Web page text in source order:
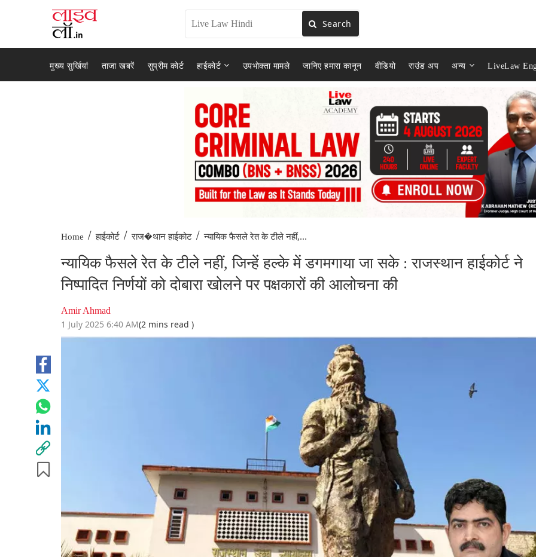
Search
मुख्य सुर्खियां ताजा खबरें सुप्रीम कोर्ट हाईकोर्ट उपभोक्ता मामले जानिए हमारा कानून वीडियो राउंड अप अन्य LiveLaw
Home / हाईकोर्ट / राज�थान हाईकोट / न्यायिक फैसले रेत के टीले नहीं,...
न्यायिक फैसले रेत के टीले नहीं, जिन्हें हल्के में डगमगाया जा सके : राजस्थान हाईकोर्ट ने
निष्पादित निर्णयों को दोबारा खोलने पर पक्षकारों की आलोचना की
Amir Ahmad
1 July 2025 6:40 AM(2 mins read )